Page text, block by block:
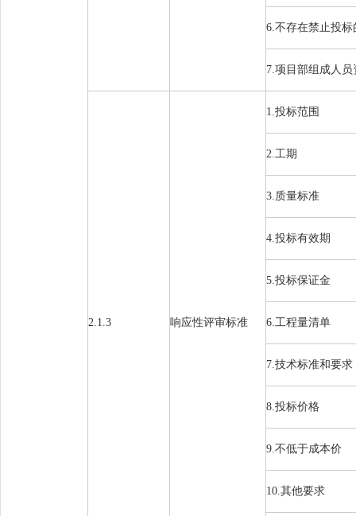
6.不存在禁止投标
7.项目部组成人员
2.1.3 响应性评审标准
1.投标范围
2.工期
3.质量标准
4.投标有效期
5.投标保证金
6.工程量清单
7.技术标准和要求
8.投标价格
9.不低于成本价
10.其他要求